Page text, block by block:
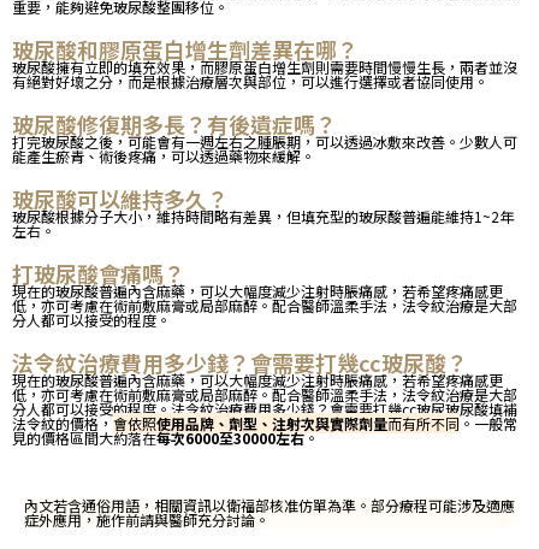
重要，能夠避免玻尿酸整團移位。
玻尿酸和膠原蛋白增生劑差異在哪？
玻尿酸擁有立即的填充效果，而膠原蛋白增生劑則需要時間慢慢生長，兩者並沒
有絕對好壞之分，而是根據治療層次與部位，可以進行選擇或者協同使用。
玻尿酸修復期多長？有後遺症嗎？
打完玻尿酸之後，可能會有一週左右之腫脹期，可以透過冰敷來改善。少數人可
能產生瘀青、術後疼痛，可以透過藥物來緩解。
玻尿酸可以維持多久？
玻尿酸根據分子大小，維持時間略有差異，但填充型的玻尿酸普遍能維持1~2年
左右。
打玻尿酸會痛嗎？
現在的玻尿酸普遍內含麻藥，可以大幅度減少注射時脹痛感，若希望疼痛感更
低，亦可考慮在術前敷麻膏或局部麻醉。配合醫師溫柔手法，法令紋治療是大部
分人都可以接受的程度。
法令紋治療費用多少錢？會需要打幾cc玻尿酸？
現在的玻尿酸普遍內含麻藥，可以大幅度減少注射時脹痛感，若希望疼痛感更
低，亦可考慮在術前敷麻膏或局部麻醉。配合醫師溫柔手法，法令紋治療是大部
分人都可以接受的程度。法令紋治療費用多少錢？會需要打幾cc玻尿玻尿酸填補
法令紋的價格，會依照使用品牌、劑型、注射次與實際劑量而有所不同。一般常
見的價格區間大約落在每次6000至30000左右。
內文若含通俗用語，相關資訊以衛福部核准仿單為準。部分療程可能涉及適應
症外應用，施作前請與醫師充分討論。